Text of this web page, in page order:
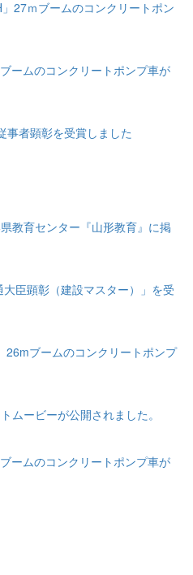
27ｍブームのコンクリートポン
ームのコンクリートポンプ車が
事者顕彰を受賞しました
教育センター『山形教育』に掲
臣顕彰（建設マスター）」を受
26mブームのコンクリートポンプ
ムービーが公開されました。
ームのコンクリートポンプ車が